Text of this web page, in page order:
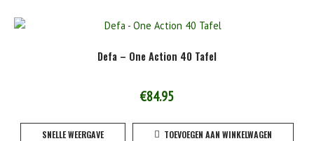
Defa – One Action 40 Tafel
€84.95
SNELLE WEERGAVE TOEVOEGEN AAN WINKELWAGEN